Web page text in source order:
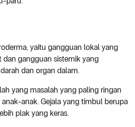
yaitu gangguan lokal yang
dan gangguan sistemik yang
dan organ dalam.
yang masalah yang paling ringan
anak. Gejala yang timbul berupa
plak yang keras.